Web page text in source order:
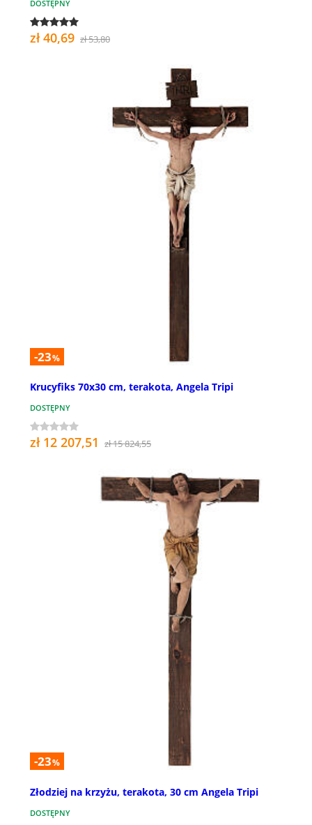
DOSTĘPNY
zł 40,69 zł 53,80
-23%
Krucyfiks 70x30 cm, terakota, Angela Tripi
DOSTĘPNY
zł 12 207,51 zł 15 824,55
-23%
Złodziej na krzyżu, terakota, 30 cm Angela Tripi
DOSTĘPNY